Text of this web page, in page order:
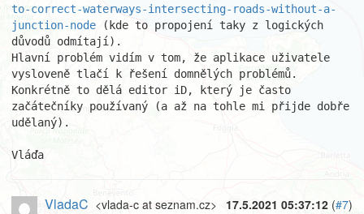
to-correct-waterways-intersecting-roads-without-a-
junction-node (kde to propojení taky z logických
důvodů odmítají).
Hlavní problém vidím v tom, že aplikace uživatele
vysloveně tlačí k řešení domnělých problémů.
Konkrétně to dělá editor iD, který je často
začátečníky používaný (a až na tohle mi přijde dobře
udělaný).
Vláďa
17.5.2021 05:37:12 (#7)
VladaC <vlada-c at seznam.cz>